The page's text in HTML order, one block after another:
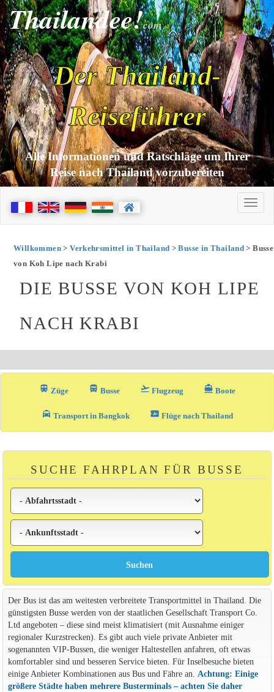
Thailandee!com
Der Thailand-
Reiseführer
Alle Informationen und Ratschläge um Ihrer
Reise nach Thailand vorzubereiten
Willkommen>Verkehrsmittel in Thailand >Busse in Thailand > Busse
von Koh Lipe nach Krabi
DIE BUSSE VON KOH LIPE
NACH KRABI
train Züge directions_bus_filled Busse flight_takeoff Flugzeug directions_boat Boote
local_taxi Transport in Bangkok airplane_ticket Flüge nach Thailand
SUCHE FAHRPLAN FÜR BUSSE
Der Bus ist das am weitesten verbreitete Transportmittel in Thailand. Die
günstigsten Busse werden von der staatlichen Gesellschaft Transport Co.
Ltd angeboten – diese sind meist klimatisiert (mit Ausnahme einiger
regionaler Kurzstrecken). Es gibt auch viele private Anbieter mit
sogenannten VIP-Bussen, die weniger Haltestellen anfahren, oft etwas
komfortabler sind und besseren Service bieten. Für Inselbesuche bieten
einige Anbieter Kombinationen aus Bus und Fähre an. Achtung: Einige
größere Städte haben mehrere Busterminals – achten Sie daher